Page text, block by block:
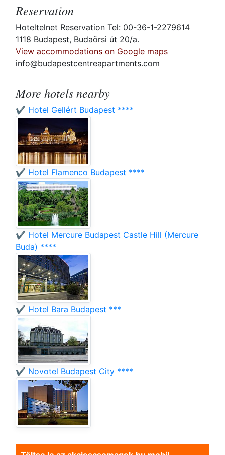
Reservation
Hoteltelnet Reservation Tel: 00-36-1-2279614
1118 Budapest, Budaörsi út 20/a.
View accommodations on Google maps
info@budapestcentreapartments.com
More hotels nearby
✔️ Hotel Gellért Budapest ****
✔️ Hotel Flamenco Budapest ****
✔️ Hotel Mercure Budapest Castle Hill (Mercure
Buda) ****
✔️ Hotel Bara Budapest ***
✔️ Novotel Budapest City ****